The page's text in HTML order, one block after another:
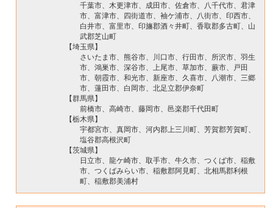
千葉市、木更津市、成田市、佐倉市、八千代市、君津
市、富津市、四街道市、袖ケ浦市、八街市、印西市、
白井市、富里市、印旛郡酒々井町、香取郡多古町、山
武郡芝山町
【埼玉県】
さいたま市、熊谷市、川口市、行田市、所沢市、羽生
市、鴻巣市、深谷市、上尾市、草加市、蕨市、戸田
市、朝霞市、和光市、新座市、久喜市、八潮市、三郷
市、蓮田市、白岡市、北足立郡伊奈町
【群馬県】
前橋市、高崎市、藤岡市、邑楽郡千代田町
【栃木県】
宇都宮市、真岡市、河内郡上三川町、芳賀郡芳賀町、
塩谷郡高根沢町
【茨城県】
日立市、龍ケ崎市、取手市、牛久市、つくば市、稲敷
市、つくばみらい市、稲敷郡阿見町、北相馬郡利根
町、稲敷郡美浦村